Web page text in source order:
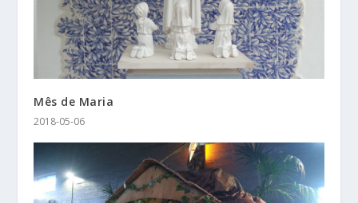
Mês de Maria
2018-05-06